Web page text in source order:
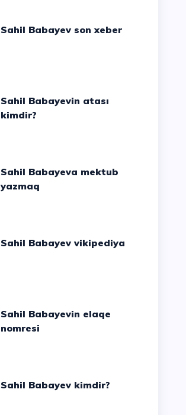
Sahil Babayev son xeber
Sahil Babayevin atası
kimdir?
Sahil Babayeva mektub
yazmaq
Sahil Babayev vikipediya
Sahil Babayevin elaqe
nomresi
Sahil Babayev kimdir?